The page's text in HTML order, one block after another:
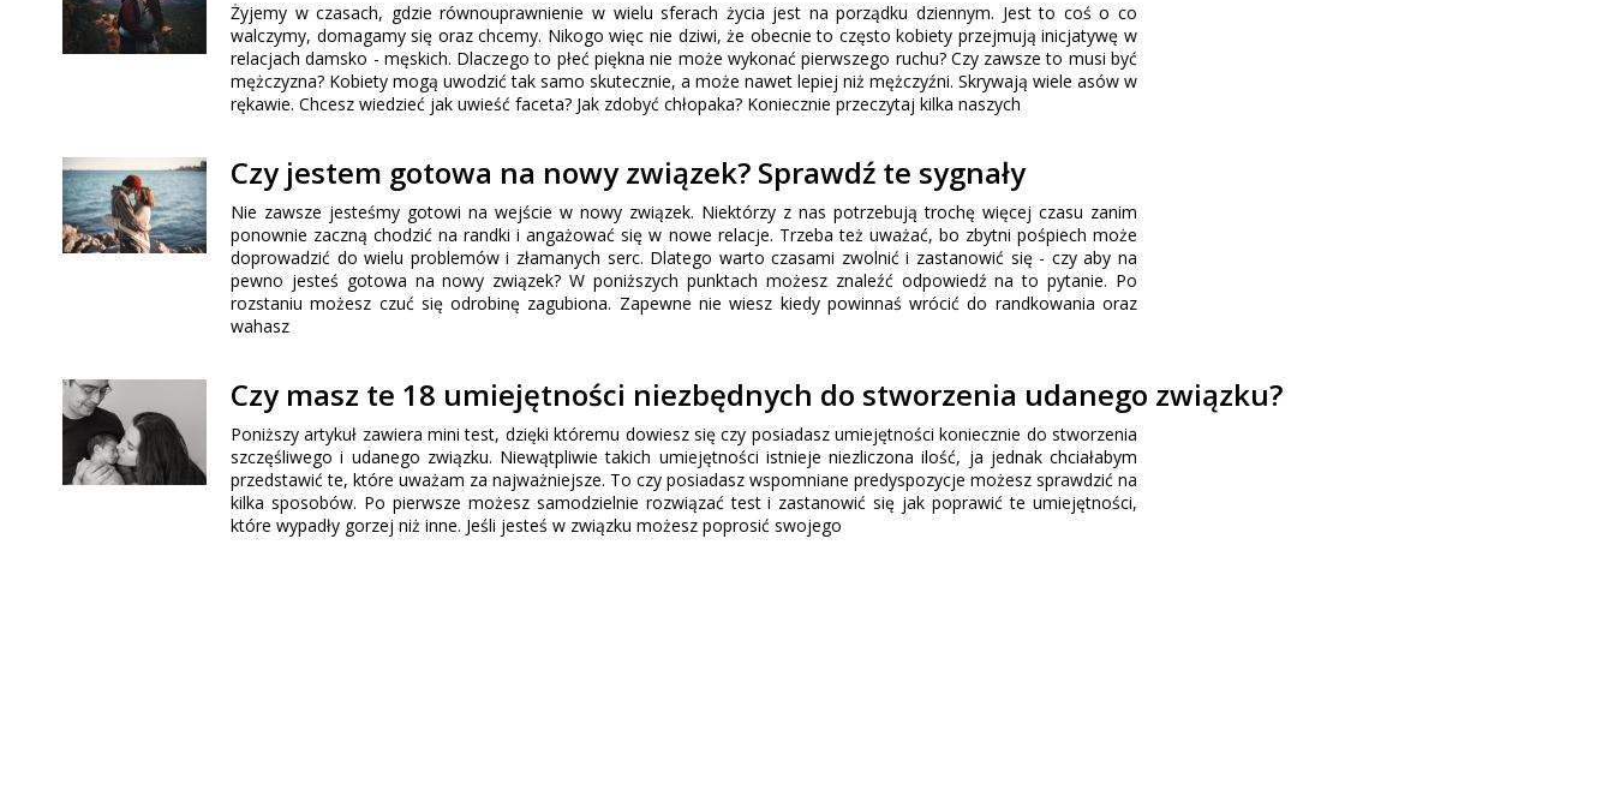
Żyjemy w czasach, gdzie równouprawnienie w wielu sferach życia jest na porządku dziennym. Jest to coś o co
walczymy, domagamy się oraz chcemy. Nikogo więc nie dziwi, że obecnie to często kobiety przejmują inicjatywę w
relacjach damsko - męskich. Dlaczego to płeć piękna nie może wykonać pierwszego ruchu? Czy zawsze to musi być
mężczyzna? Kobiety mogą uwodzić tak samo skutecznie, a może nawet lepiej niż mężczyźni. Skrywają wiele asów w
rękawie. Chcesz wiedzieć jak uwieść faceta? Jak zdobyć chłopaka? Koniecznie przeczytaj kilka naszych
Czy jestem gotowa na nowy związek? Sprawdź te sygnały
Nie zawsze jesteśmy gotowi na wejście w nowy związek. Niektórzy z nas potrzebują trochę więcej czasu zanim
ponownie zaczną chodzić na randki i angażować się w nowe relacje. Trzeba też uważać, bo zbytni pośpiech może
doprowadzić do wielu problemów i złamanych serc. Dlatego warto czasami zwolnić i zastanowić się - czy aby na
pewno jesteś gotowa na nowy związek? W poniższych punktach możesz znaleźć odpowiedź na to pytanie. Po
rozstaniu możesz czuć się odrobinę zagubiona. Zapewne nie wiesz kiedy powinnaś wrócić do randkowania oraz
wahasz
Czy masz te 18 umiejętności niezbędnych do stworzenia udanego związku?
Poniższy artykuł zawiera mini test, dzięki któremu dowiesz się czy posiadasz umiejętności koniecznie do stworzenia
szczęśliwego i udanego związku. Niewątpliwie takich umiejętności istnieje niezliczona ilość, ja jednak chciałabym
przedstawić te, które uważam za najważniejsze. To czy posiadasz wspomniane predyspozycje możesz sprawdzić na
kilka sposobów. Po pierwsze możesz samodzielnie rozwiązać test i zastanowić się jak poprawić te umiejętności,
które wypadły gorzej niż inne. Jeśli jesteś w związku możesz poprosić swojego